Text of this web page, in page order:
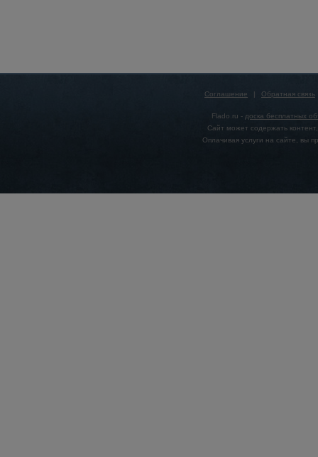
Соглашение | Обратная связь
Flado.ru - доска бесплатных
Сайт может содержать
Оплачивая услуги на сайте, вы